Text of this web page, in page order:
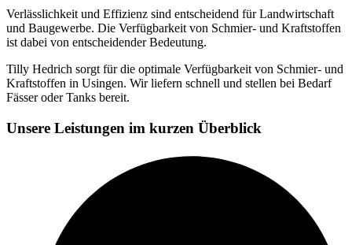
Verlässlichkeit und Effizienz sind entscheidend für Landwirtschaft
und Baugewerbe. Die Verfügbarkeit von Schmier- und Kraftstoffen
ist dabei von entscheidender Bedeutung.
Tilly Hedrich sorgt für die optimale Verfügbarkeit von Schmier- und
Kraftstoffen in Usingen. Wir liefern schnell und stellen bei Bedarf
Fässer oder Tanks bereit.
Unsere Leistungen im kurzen Überblick​